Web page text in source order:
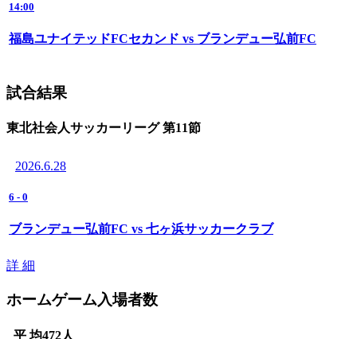
14:00
福島ユナイテッドFCセカンド vs ブランデュー弘前FC
試合結果
東北社会人サッカーリーグ 第11節
2026.6.28
6 - 0
ブランデュー弘前FC vs 七ヶ浜サッカークラブ
詳 細
ホームゲーム入場者数
平 均472人